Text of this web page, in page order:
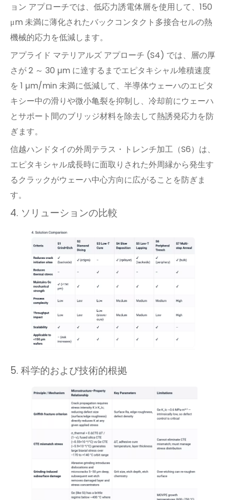
ョン アプローチでは、低応力誘電体層を使用して、150
μm 未満に薄化されたバックコンタクト多接合セルの熱
機械的応力を低減します。
アプライド マテリアルズ アプローチ (S4) では、層の厚
さが 2 ～ 30 µm に達するまでエピタキシャル堆積速度
を 1 µm/min 未満に低減して、半導体ウェーハのエピタ
キシー中の滑りや微小亀裂を抑制し、冷却前にウェーハ
とサポート間のブリッジ材料を除去して熱誘発応力を防
ぎます。
信越ハンドタイの外周テラス・トレンチ加工（S6）は、
エピタキシャル成長時に面取りされた外周縁から発生す
るクラックがウェーハ中心方向に広がることを防ぎま
す。
4. ソリューションの比較
5. 科学的および技術的根拠